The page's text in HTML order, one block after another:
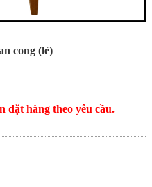
cong (lẻ)
đặt hàng theo yêu cầu.